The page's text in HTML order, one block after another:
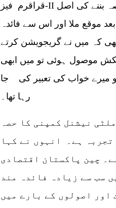
قراقرم فیز-II پروجیکٹ کے آغاز کے بارے میں سنا۔ پروجیکٹ کا حصہ بننے کی اصل
موقع ملا اور اس سے فائدہ
کہ میں نے گریجویشن کرتے
موصول ہوئی تو میں ابھی
میرے خواب کی تعبیر کی جا
نیشنل کمپنی کا حصہ
تجربہ ہے۔ انہوں نے کہا
چین پاکستان اقتصادی
سب سے زیادہ فائدہ مند
اور اصولوں کے بارے میں